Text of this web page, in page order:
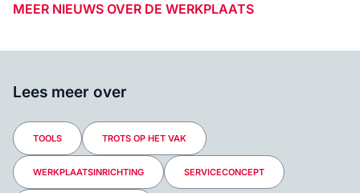
MEER NIEUWS OVER DE WERKPLAATS
Lees meer over
TOOLS TROTS OP HET VAK
WERKPLAATSINRICHTING SERVICECONCEPT